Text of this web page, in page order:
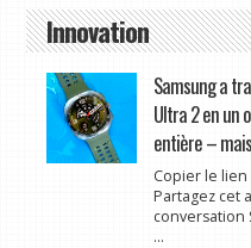
Innovation
Samsung a
Ultra 2 en un
entière –
Copier le lien
Partagez cet
conversation
...